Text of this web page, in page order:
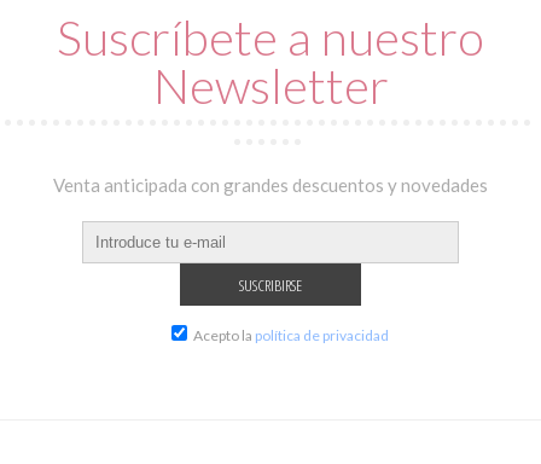
Suscríbete a nuestro
Newsletter
Venta anticipada con grandes descuentos y novedades
Acepto la política de privacidad